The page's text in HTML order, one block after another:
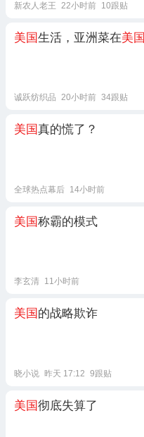
新农人老王 22小时前 10跟贴
美国生活，亚洲菜在美国
诚跃纺织品 20小时前 34跟贴
美国真的慌了？
全球热点幕后 14小时前
美国称霸的模式
李玄清 11小时前
美国 的战略欺诈
晓小说 昨天 17:12 9跟贴
美国彻底失算了